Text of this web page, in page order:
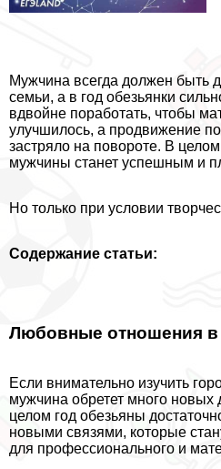
Мужчина всегда должен быть
семьи, а в год обезьянки
вдвойне поработать, чтобы
улучшилось, а продвижение
застряло на повороте. В
мужчины станет успешным и
Но только при условии
Содержание статьи:
Любовные отношения в
Если внимательно изучить
мужчина обретет много новых
целом год обезьяны
новыми связями, которые
для профессионального и